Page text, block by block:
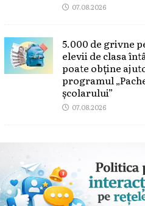
07.08.2026
5.000 de grivne
elevii de clasa
poate obține
programul
școlarului”
07.08.2026